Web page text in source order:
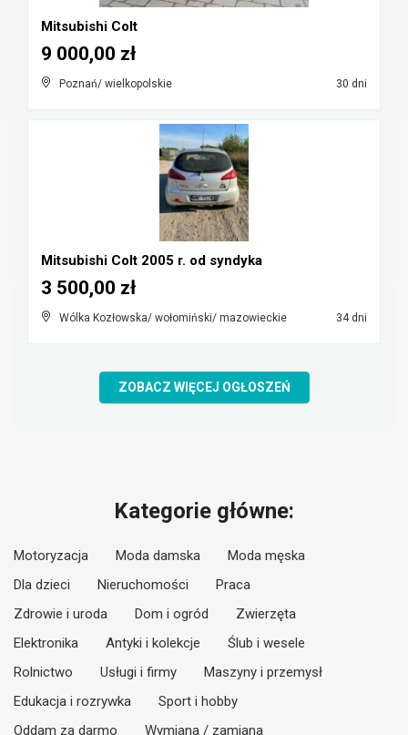
Mitsubishi Colt
Poznań/ wielkopolskie 30 dni
9 000,00 zł
Mitsubishi Colt 2005 r. od syndyka
Wólka Kozłowska/ wołomiński/ mazowieckie 34 dni
3 500,00 zł
ZOBACZ WIĘCEJ OGŁOSZEŃ
Kategorie główne:
Motoryzacja Moda damska
Moda męska
Dla dzieci
Nieruchomości
Praca
Zdrowie i uroda
Dom i ogród
Zwierzęta
Elektronika
Antyki i kolekcje
Ślub i wesele
Rolnictwo
Usługi i firmy
Maszyny i przemysł
Edukacja i rozrywka
Sport i hobby
Oddam za darmo
Wymiana / zamiana